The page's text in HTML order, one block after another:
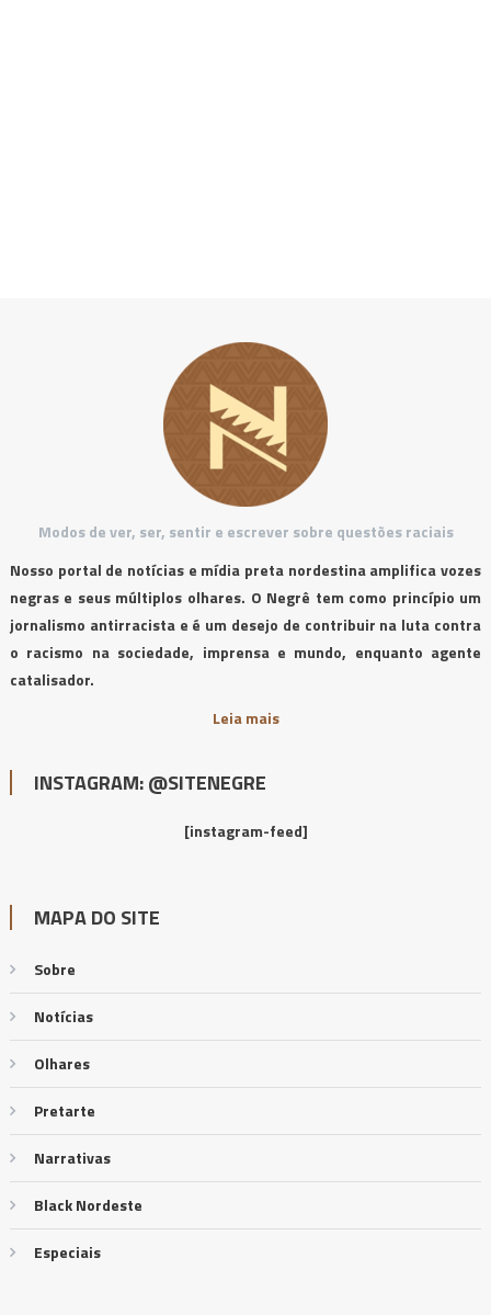
Modos de ver, ser, sentir e escrever sobre questões raciais
Nosso portal de notícias e mídia preta nordestina amplifica vozes
negras e seus múltiplos olhares. O Negrê tem como princípio um
jornalismo antirracista e é um desejo de contribuir na luta contra
o racismo na sociedade, imprensa e mundo, enquanto agente
catalisador.
Leia mais
INSTAGRAM: @SITENEGRE
[instagram-feed]
MAPA DO SITE
Sobre
Notícias
Olhares
Pretarte
Narrativas
Black Nordeste
Especiais